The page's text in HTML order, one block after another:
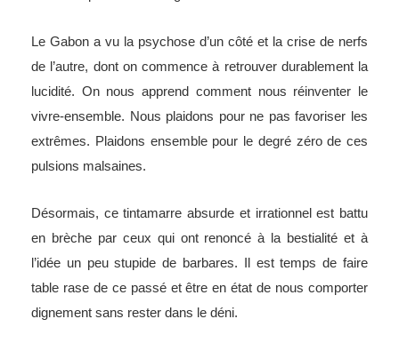
Le Gabon a vu la psychose d’un côté et la crise de nerfs
de l’autre, dont on commence à retrouver durablement la
lucidité. On nous apprend comment nous réinventer le
vivre-ensemble. Nous plaidons pour ne pas favoriser les
extrêmes. Plaidons ensemble pour le degré zéro de ces
pulsions malsaines.
Désormais, ce tintamarre absurde et irrationnel est battu
en brèche par ceux qui ont renoncé à la bestialité et à
l’idée un peu stupide de barbares. Il est temps de faire
table rase de ce passé et être en état de nous comporter
dignement sans rester dans le déni.